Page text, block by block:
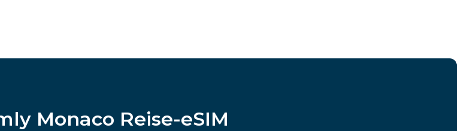
Monaco Reise-eSIM